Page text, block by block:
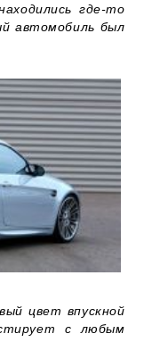
где-то
автомобиль был
цвет впускной
с любым